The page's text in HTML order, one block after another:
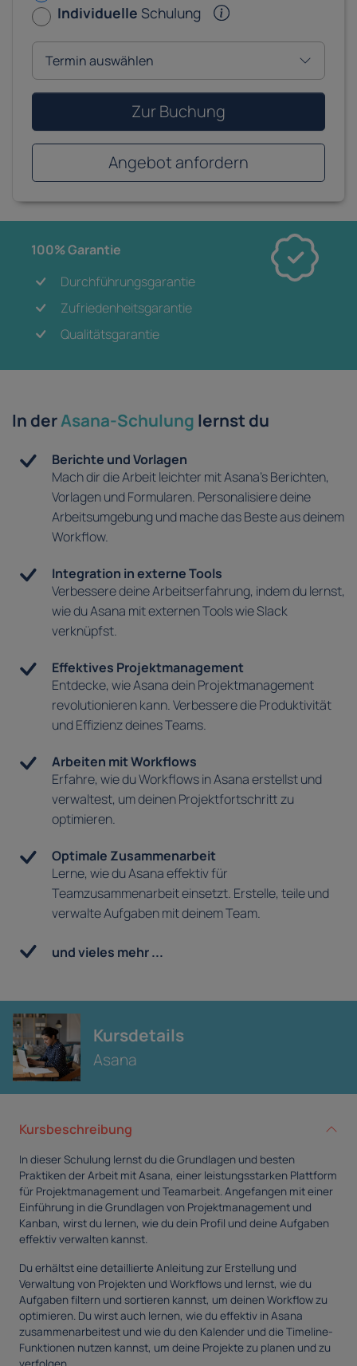
In derAsana-Schulung lernst du
Berichte und Vorlagen
Mach dir die Arbeit leichter mit Asana's Berichten,
Vorlagen und Formularen. Personalisiere deine
Arbeitsumgebung und mache das Beste aus deinem
Workflow.
Integration in externe Tools
Verbessere deine Arbeitserfahrung, indem du lernst,
wie du Asana mit externen Tools wie Slack
verknüpfst.
Effektives Projektmanagement
Entdecke, wie Asana dein Projektmanagement
revolutionieren kann. Verbessere die Produktivität
und Effizienz deines Teams.
Arbeiten mit Workflows
Erfahre, wie du Workflows in Asana erstellst und
verwaltest, um deinen Projektfortschritt zu
optimieren.
Optimale Zusammenarbeit
Lerne, wie du Asana effektiv für
Teamzusammenarbeit einsetzt. Erstelle, teile und
verwalte Aufgaben mit deinem Team.
und vieles mehr ...
Kursdetails
Asana
Kursbeschreibung
In dieser Schulung lernst du die Grundlagen und besten
Praktiken der Arbeit mit Asana, einer leistungsstarken Plattform
für Projektmanagement und Teamarbeit. Angefangen mit einer
Einführung in die Grundlagen von Projektmanagement und
Kanban, wirst du lernen, wie du dein Profil und deine Aufgaben
effektiv verwalten kannst.
Du erhältst eine detaillierte Anleitung zur Erstellung und
Verwaltung von Projekten und Workflows und lernst, wie du
Aufgaben filtern und sortieren kannst, um deinen Workflow zu
optimieren. Du wirst auch lernen, wie du effektiv in Asana
zusammenarbeitest und wie du den Kalender und die Timeline-
Funktionen nutzen kannst, um deine Projekte zu planen und zu
Individuelle Schulung
Zur Buchung
Angebot anfordern
100% Garantie
Durchführungsgarantie
Zufriedenheitsgarantie
Qualitätsgarantie